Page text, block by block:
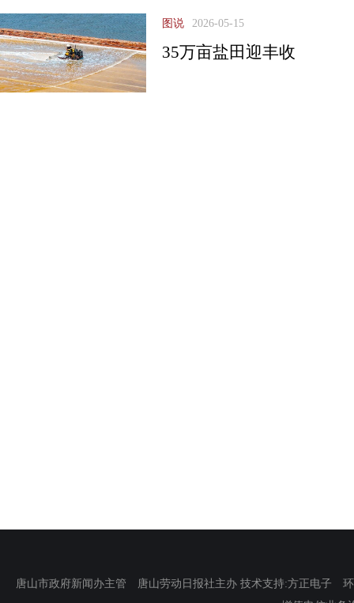
图说 2026-05-15
35万亩盐田迎丰收
唐山市政府新闻办主管 唐山劳动日报社主办 技术支持:方正电子